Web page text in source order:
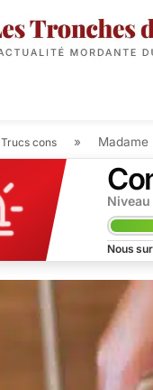
Trucs cons » Madame
Nous